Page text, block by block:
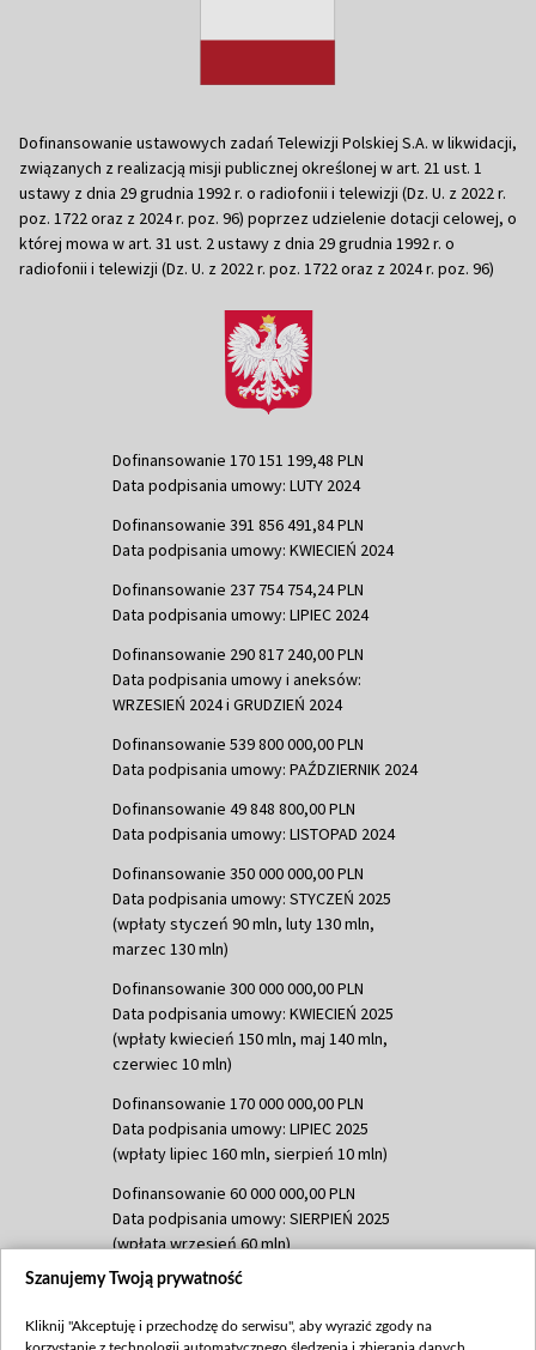
Dofinansowanie ustawowych zadań Telewizji Polskiej S.A. w likwidacji,
związanych z realizacją misji publicznej określonej w art. 21 ust. 1
ustawy z dnia 29 grudnia 1992 r. o radiofonii i telewizji (Dz. U. z 2022 r.
poz. 1722 oraz z 2024 r. poz. 96) poprzez udzielenie dotacji celowej, o
której mowa w art. 31 ust. 2 ustawy z dnia 29 grudnia 1992 r. o
radiofonii i telewizji (Dz. U. z 2022 r. poz. 1722 oraz z 2024 r. poz. 96)
Dofinansowanie 170 151 199,48 PLN
Data podpisania umowy: LUTY 2024
Dofinansowanie 391 856 491,84 PLN
Data podpisania umowy: KWIECIEŃ 2024
Dofinansowanie 237 754 754,24 PLN
Data podpisania umowy: LIPIEC 2024
Dofinansowanie 290 817 240,00 PLN
Data podpisania umowy i aneksów:
WRZESIEŃ 2024 i GRUDZIEŃ 2024
Dofinansowanie 539 800 000,00 PLN
Data podpisania umowy: PAŹDZIERNIK 2024
Dofinansowanie 49 848 800,00 PLN
Data podpisania umowy: LISTOPAD 2024
Dofinansowanie 350 000 000,00 PLN
Data podpisania umowy: STYCZEŃ 2025
(wpłaty styczeń 90 mln, luty 130 mln,
marzec 130 mln)
Dofinansowanie 300 000 000,00 PLN
Data podpisania umowy: KWIECIEŃ 2025
(wpłaty kwiecień 150 mln, maj 140 mln,
czerwiec 10 mln)
Dofinansowanie 170 000 000,00 PLN
Data podpisania umowy: LIPIEC 2025
(wpłaty lipiec 160 mln, sierpień 10 mln)
Dofinansowanie 60 000 000,00 PLN
Data podpisania umowy: SIERPIEŃ 2025
(wpłata wrzesień 60 mln)
Dofinansowanie 635 783 051,21 PLN
(wpłata wrzesień 100 mln, październik 350
Szanujemy Twoją prywatność
Kliknij "Akceptuję i przechodzę do serwisu", aby wyrazić zgody na